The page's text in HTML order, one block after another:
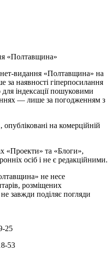
«Полтавщина»
видання «Полтавщина» на
за наявності гіперпосилання
для індексації пошуковими
— лише за погодженням з
, опубліковані на комерційній
«Проекти» та «Блоги»,
осіб і не є редакційними.
не несе
розміщених
завжди поділяє погляди
25
53